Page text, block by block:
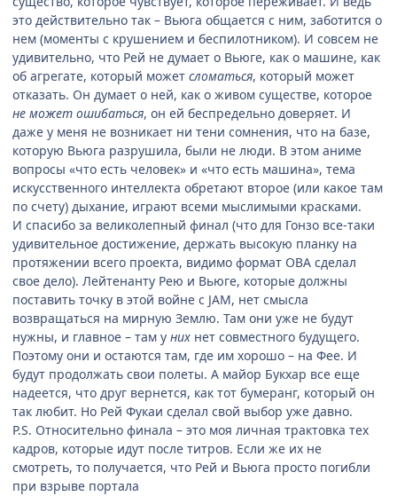
это действительно так – Вьюга общается с ним, заботится о
нем (моменты с крушением и беспилотником). И совсем не
удивительно, что Рей не думает о Вьюге, как о машине, как
об агрегате, который может сломаться, который может
отказать. Он думает о ней, как о живом существе, которое
не может ошибаться, он ей беспредельно доверяет. И
даже у меня не возникает ни тени сомнения, что на базе,
которую Вьюга разрушила, были не люди. В этом аниме
вопросы «что есть человек» и «что есть машина», тема
искусственного интеллекта обретают второе (или какое там
по счету) дыхание, играют всеми мыслимыми красками.
И спасибо за великолепный финал (что для Гонзо все-таки
удивительное достижение, держать высокую планку на
протяжении всего проекта, видимо формат ОВА сделал
свое дело). Лейтенанту Рею и Вьюге, которые должны
поставить точку в этой войне с JAM, нет смысла
возвращаться на мирную Землю. Там они уже не будут
нужны, и главное – там у них нет совместного будущего.
Поэтому они и остаются там, где им хорошо – на Фее. И
будут продолжать свои полеты. А майор Букхар все еще
надеется, что друг вернется, как тот бумеранг, который он
так любит. Но Рей Фукаи сделал свой выбор уже давно.
P.S. Относительно финала – это моя личная трактовка тех
кадров, которые идут после титров. Если же их не
смотреть, то получается, что Рей и Вьюга просто погибли
при взрыве портала